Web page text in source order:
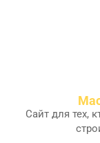
Сайт для тех,